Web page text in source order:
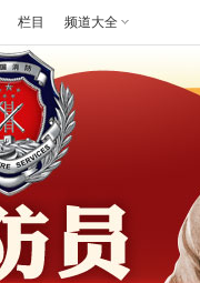
栏目 频道大全